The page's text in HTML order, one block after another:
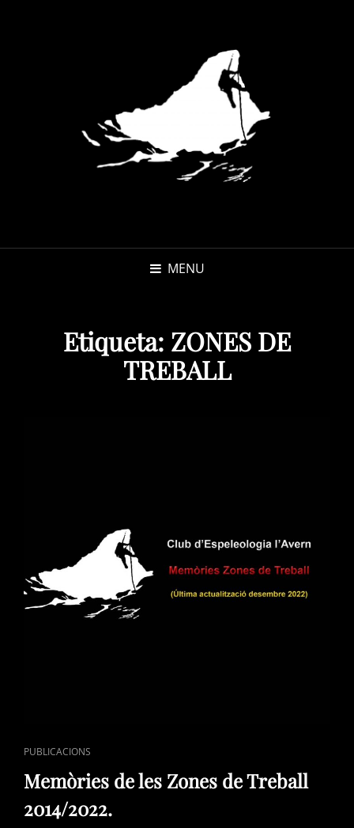
MENU
Etiqueta: ZONES DE
TREBALL
CAT
LINKS
PUBLICACIONS
Memòries de les Zones de Treball
2014/2022.